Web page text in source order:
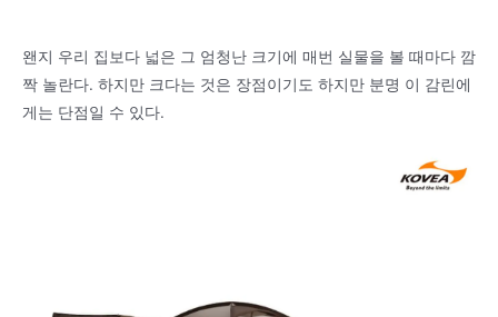
왠지 우리 집보다 넓은 그 엄청난 크기에 매번 실물을 볼 때마다 깜
짝 놀란다. 하지만 크다는 것은 장점이기도 하지만 분명 이 감린에
게는 단점일 수 있다.